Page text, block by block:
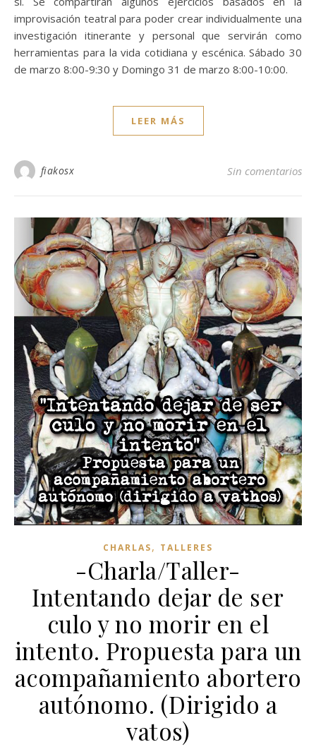
improvisación teatral para poder crear individualmente una
investigación itinerante y personal que servirán como
herramientas para la vida cotidiana y escénica. Sábado 30
de marzo 8:00-9:30 y Domingo 31 de marzo 8:00-10:00.
LEER MÁS
fiakosx Sin comentarios
CHARLAS, TALLERES
-Charla/Taller-
Intentando dejar de ser
culo y no morir en el
intento. Propuesta para un
acompañamiento abortero
autónomo. (Dirigido a
vatos)